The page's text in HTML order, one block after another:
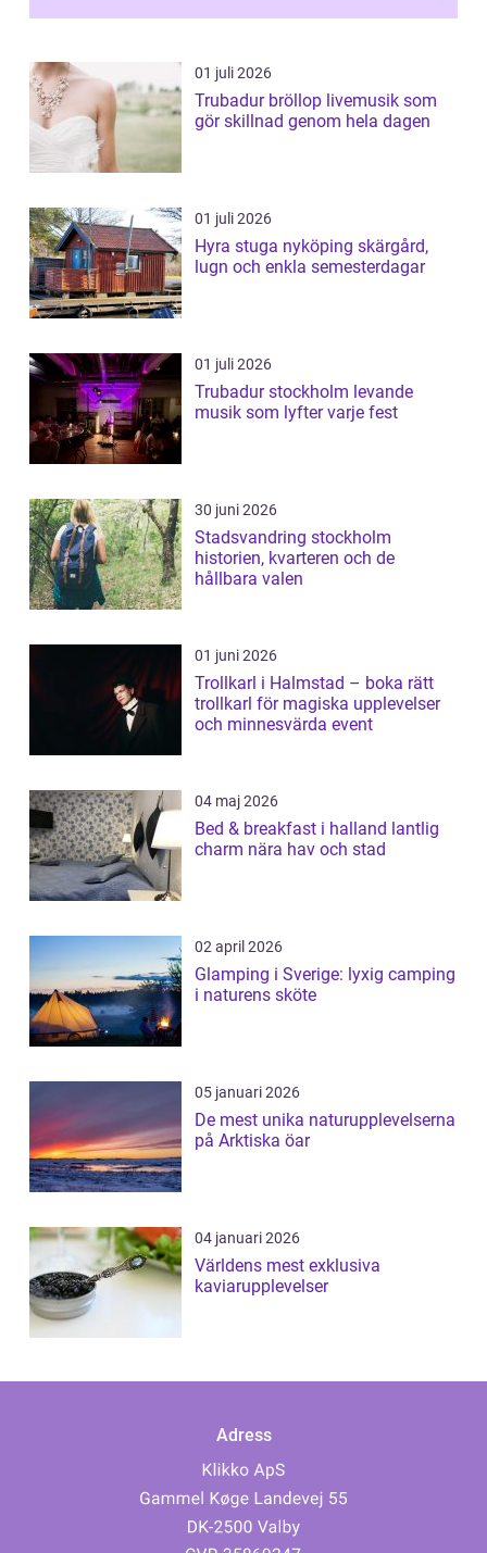
01 juli 2026
Trubadur bröllop livemusik som
gör skillnad genom hela dagen
01 juli 2026
Hyra stuga nyköping skärgård,
lugn och enkla semesterdagar
01 juli 2026
Trubadur stockholm levande
musik som lyfter varje fest
30 juni 2026
Stadsvandring stockholm
historien, kvarteren och de
hållbara valen
01 juni 2026
Trollkarl i Halmstad – boka rätt
trollkarl för magiska upplevelser
och minnesvärda event
04 maj 2026
Bed & breakfast i halland lantlig
charm nära hav och stad
02 april 2026
Glamping i Sverige: lyxig camping
i naturens sköte
05 januari 2026
De mest unika naturupplevelserna
på Arktiska öar
04 januari 2026
Världens mest exklusiva
kaviarupplevelser
Adress